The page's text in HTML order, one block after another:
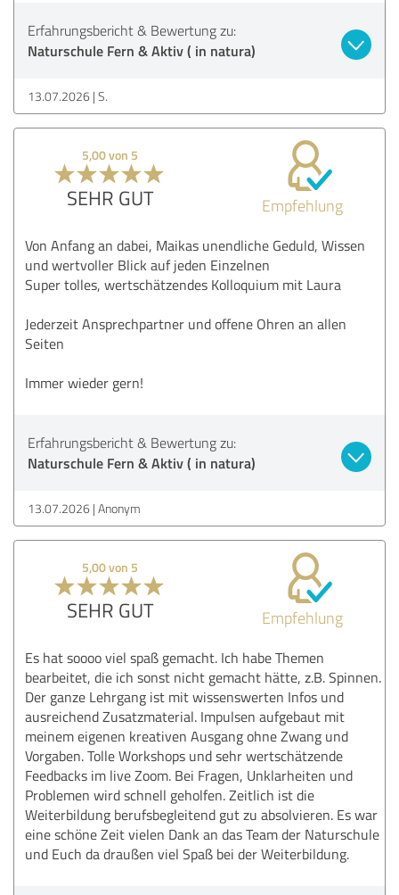
Erfahrungsbericht & Bewertung zu:
Naturschule Fern & Aktiv ( in natura)
13.07.2026 S.
5,00 von 5
SEHR GUT Empfehlung
Von Anfang an dabei, Maikas unendliche Geduld, Wissen
und wertvoller Blick auf jeden Einzelnen
Super tolles, wertschätzendes Kolloquium mit Laura
Jederzeit Ansprechpartner und offene Ohren an allen
Seiten
Immer wieder gern!
Erfahrungsbericht & Bewertung zu:
Naturschule Fern & Aktiv ( in natura)
13.07.2026 Anonym
5,00 von 5
SEHR GUT Empfehlung
Es hat soooo viel spaß gemacht. Ich habe Themen
bearbeitet, die ich sonst nicht gemacht hätte, z.B. Spinnen.
Der ganze Lehrgang ist mit wissenswerten Infos und
ausreichend Zusatzmaterial. Impulsen aufgebaut mit
meinem eigenen kreativen Ausgang ohne Zwang und
Vorgaben. Tolle Workshops und sehr wertschätzende
Feedbacks im live Zoom. Bei Fragen, Unklarheiten und
Problemen wird schnell geholfen. Zeitlich ist die
Weiterbildung berufsbegleitend gut zu absolvieren. Es war
eine schöne Zeit vielen Dank an das Team der Naturschule
und Euch da draußen viel Spaß bei der Weiterbildung.